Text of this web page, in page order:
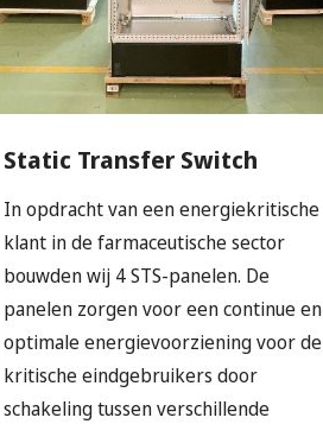
Static Transfer Switch
In opdracht van een energiekritische
klant in de farmaceutische sector
bouwden wij 4 STS-panelen. De
panelen zorgen voor een continue en
optimale energievoorziening voor de
kritische eindgebruikers door
schakeling tussen verschillende